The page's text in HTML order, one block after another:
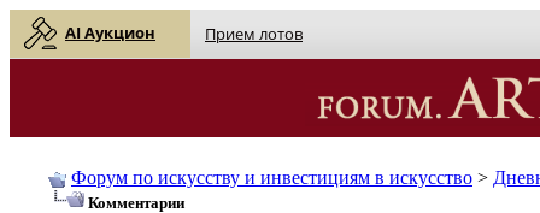
AI Аукцион Прием лотов
Форум по искусству и инвестициям в искусство >
Комментарии